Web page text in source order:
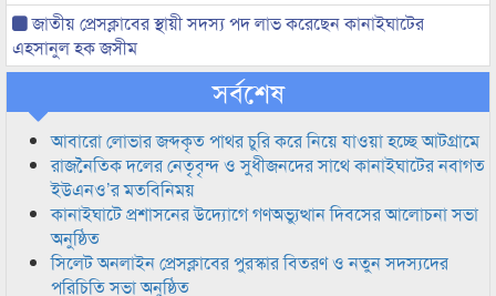
জাতীয় প্রেসক্লাবের স্থায়ী সদস্য পদ লাভ করেছেন কানাইঘাটের
এহসানুল হক জসীম
সর্বশেষ
আবারো লোভার জব্দকৃত পাথর চুরি করে নিয়ে যাওয়া হচ্ছে আটগ্রামে
রাজনৈতিক দলের নেতৃবৃন্দ ও সুধীজনদের সাথে কানাইঘাটের নবাগত
ইউএনও’র মতবিনিময়
কানাইঘাটে প্রশাসনের উদ্যোগে গণঅভ্যুত্থান দিবসের আলোচনা সভা
অনুষ্ঠিত
সিলেট অনলাইন প্রেসক্লাবের পুরস্কার বিতরণ ও নতুন সদস্যদের
পরিচিতি সভা অনুষ্ঠিত